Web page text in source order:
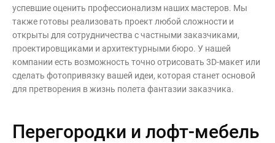
Дизайнерам
Цены на метеллоконструкции и
изделия из металла
Оконные решетки
Модульные
—
Каркасные
Стационарные
Для зонирования
О Компании
Наши работы
Оплата и доставка
Новости
успевшие оценить профессионализм наших мастеров. Мы
также готовы реализовать проект любой сложности и
открыты для сотрудничества с частными заказчиками,
проектировщиками и архитектурными бюро. У нашей
компании есть возможность точно отрисовать 3D-макет или
сделать фотопривязку вашей идеи, которая станет основой
для претворения в жизнь полета фантазии заказчика.
Перегородки и лофт-мебель